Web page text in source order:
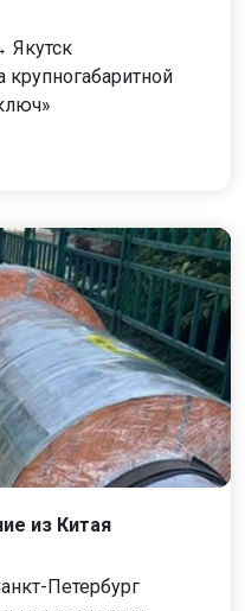
Якутск
крупногабаритной
из Китая
Петербург